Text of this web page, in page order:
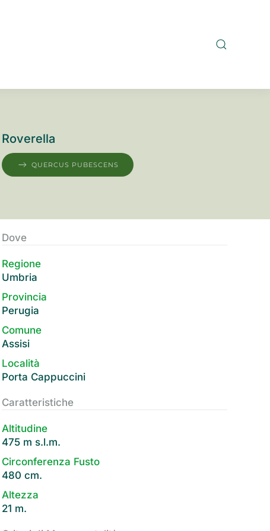
Roverella
QUERCUS PUBESCENS
Dove
Regione
Umbria
Provincia
Perugia
Comune
Assisi
Località
Porta Cappuccini
Caratteristiche
Altitudine
475 m s.l.m.
Circonferenza Fusto
480 cm.
Altezza
21 m.